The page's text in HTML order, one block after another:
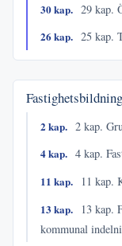
30 kap. 29 kap.
26 kap. 25 kap.
2 kap. 2 kap.
4 kap. 4 kap.
11 kap.
11 kap.
13 kap.
13 kap.
kommunal